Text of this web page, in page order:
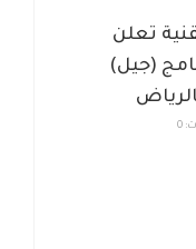
تعلن
(جيل)
0